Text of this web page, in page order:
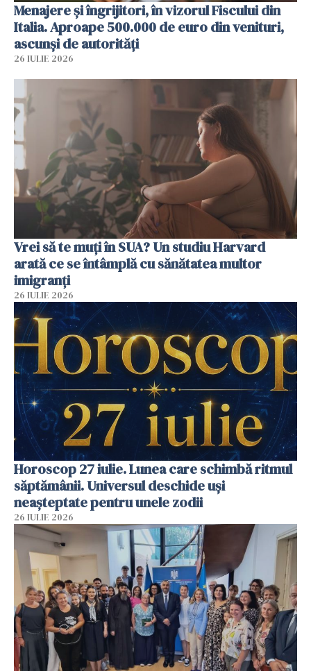
Menajere și îngrijitori, în vizorul Fiscului din
Italia. Aproape 500.000 de euro din venituri,
ascunși de autorități
26 IULIE 2026
Vrei să te muți în SUA? Un studiu Harvard
arată ce se întâmplă cu sănătatea multor
imigranți
26 IULIE 2026
Horoscop 27 iulie. Lunea care schimbă ritmul
săptămânii. Universul deschide uși
neașteptate pentru unele zodii
26 IULIE 2026